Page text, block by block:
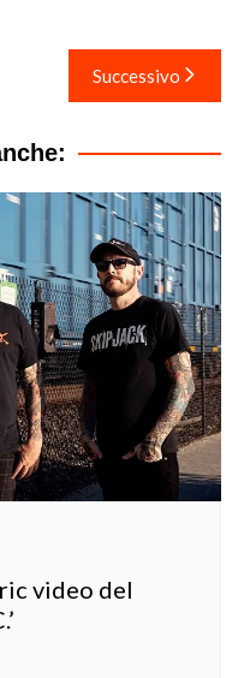
Successivo
video del